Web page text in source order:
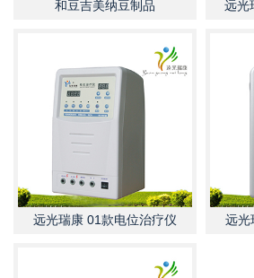
和豆吉美纳豆制品 远光
远光瑞康 01款电位治疗仪 远光